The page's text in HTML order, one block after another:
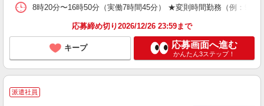
8時20分〜16時50分（実働7時間45分） ★変則時間勤務（例：9時
応募締め切り2026/12/26 23:59まで
キープ 応募画面へ進む
かんたん3ステップ！
派遣社員